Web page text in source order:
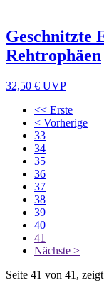
Geschnitzte
Rehtrophäen
32,50 € UVP
<< Erste
< Vorherige
33
34
35
36
37
38
39
40
41
Nächste >
Seite 41 von 41,